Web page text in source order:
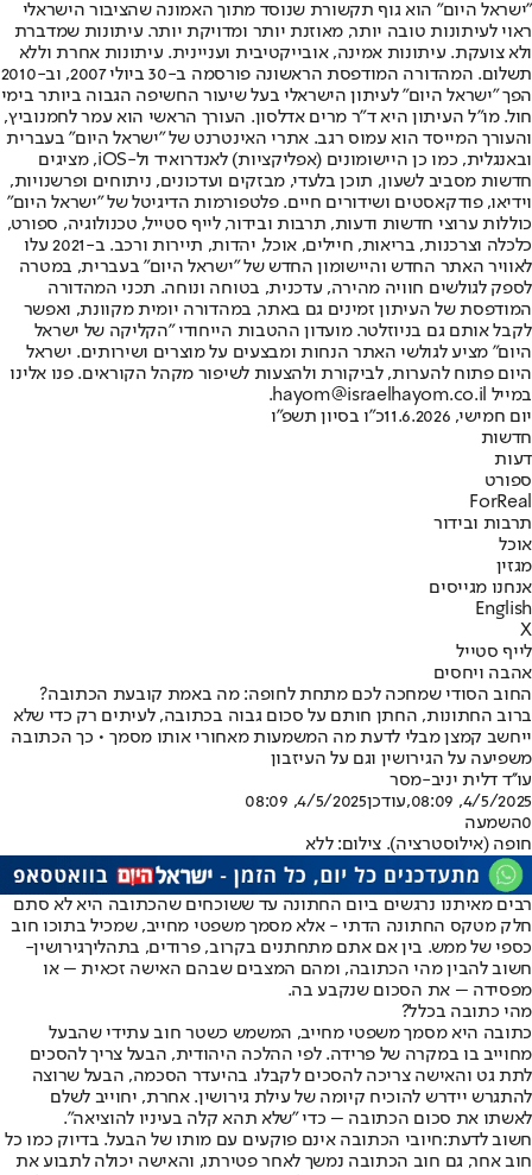
"ישראל היום" הוא גוף תקשורת שנוסד מתוך האמונה שהציבור הישראלי
ראוי לעיתונות טובה יותר, מאוזנת יותר ומדויקת יותר. עיתונות שמדברת
ולא צועקת. עיתונות אמינה, אובייקטיבית ועניינית. עיתונות אחרת וללא
תשלום. המהדורה המודפסת הראשונה פורסמה ב-30 ביולי 2007, וב-2010
הפך "ישראל היום" לעיתון הישראלי בעל שיעור החשיפה הגבוה ביותר בימי
חול. מו"ל העיתון היא ד"ר מרים אדלסון. העורך הראשי הוא עמר לחמנוביץ,
והעורך המייסד הוא עמוס רגב. אתרי האינטרנט של "ישראל היום" בעברית
ובאנגלית, כמו כן היישומונים (אפליקציות) לאנדרואיד ול-iOS, מציגים
חדשות מסביב לשעון, תוכן בלעדי, מבזקים ועדכונים, ניתוחים ופרשנויות,
וידיאו, פודקאסטים ושידורים חיים. פלטפורמות הדיגיטל של "ישראל היום"
כוללות ערוצי חדשות ודעות, תרבות ובידור, לייף סטייל, טכנולוגיה, ספורט,
כלכלה וצרכנות, בריאות, חיילים, אוכל, יהדות, תיירות ורכב. ב-2021 עלו
לאוויר האתר החדש והיישומון החדש של "ישראל היום" בעברית, במטרה
לספק לגולשים חוויה מהירה, עדכנית, בטוחה ונוחה. תכני המהדורה
המודפסת של העיתון זמינים גם באתר, במהדורה יומית מקוונת, ואפשר
לקבל אותם גם בניוזלטר. מועדון ההטבות הייחודי "הקליקה של ישראל
היום" מציע לגולשי האתר הנחות ומבצעים על מוצרים ושירותים. ישראל
היום פתוח להערות, לביקורת ולהצעות לשיפור מקהל הקוראים. פנו אלינו
במייל hayom@israelhayom.co.il.
יום חמישי, 11.6.2026
כ"ו בסיון תשפ"ו
חדשות
דעות
ספורט
ForReal
תרבות ובידור
אוכל
מגזין
אנחנו מגייסים
English
X
לייף סטייל
אהבה ויחסים
החוב הסודי שמחכה לכם מתחת לחופה: מה באמת קובעת הכתובה?
ברוב החתונות, החתן חותם על סכום גבוה בכתובה, לעיתים רק כדי שלא
ייחשב קמצן מבלי לדעת מה המשמעות מאחורי אותו מסמך • כך הכתובה
משפיעה על הגירושין וגם על העיזבון
עו''ד דלית יניב-מסר
4/5/2025, 08:09
,עודכן4/5/2025, 08:09
0השמעה
חופה (אילוסטרציה). צילום: ללא
רבים מאיתנו נרגשים ביום החתונה עד ששוכחים שהכתובה היא לא סתם
חלק מטקס החתונה הדתי - אלא מסמך משפטי מחייב, שמכיל בתוכו חוב
כספי של ממש. בין אם אתם מתחתנים בקרוב, פרודים, בתהליךגירושין-
חשוב להבין מהי הכתובה, ומהם המצבים שבהם האישה זכאית – או
מפסידה – את הסכום שנקבע בה.
מהי כתובה בכלל?
כתובה היא מסמך משפטי מחייב, המשמש כשטר חוב עתידי שהבעל
מחוייב בו במקרה של פרידה. לפי ההלכה היהודית, הבעל צריך להסכים
לתת גט והאישה צריכה להסכים לקבלו. בהיעדר הסכמה, הבעל שרוצה
להתגרש יידרש להוכיח קיומה של עילת גירושין. אחרת, יחוייב לשלם
לאשתו את סכום הכתובה – כדי "שלא תהא קלה בעיניו להוציאה".
חשוב לדעת:חיובי הכתובה אינם פוקעים עם מותו של הבעל. בדיוק כמו כל
חוב אחר, גם חוב הכתובה נמשך לאחר פטירתו, והאישה יכולה לתבוע את